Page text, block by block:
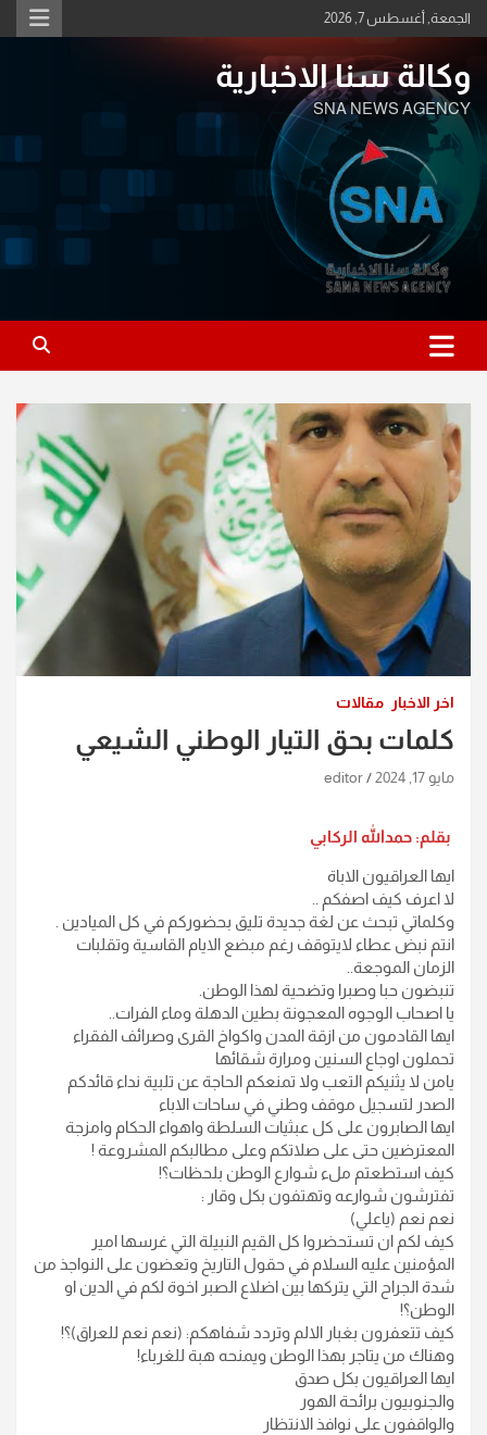
Skip
to
الجمعة, أغسطس 7, 2026
وكالة سنا الاخبارية
SNA NEWS AGENCY
اخر الاخبار مقالات
كلمات بحق التيار الوطني الشيعي
مايو 17, 2024 editor
بقلم: حمدالله الركابي
ايها العراقيون الاباة
لا اعرف كيف اصفكم ..
وكلماتي تبحث عن لغة جديدة تليق بحضوركم في كل الميادين .
انتم نبض عطاء لايتوقف رغم مبضع الايام القاسية وتقلبات
الزمان الموجعة..
تنبضون حبا وصبرا وتضحية لهذا الوطن.
يا اصحاب الوجوه المعجونة بطين الدهلة وماء الفرات..
ايها القادمون من ازقة المدن واكواخ القرى وصرائف الفقراء
تحملون اوجاع السنين ومرارة شقائها
يامن لا يثنيكم التعب ولا تمنعكم الحاجة عن تلبية نداء قائدكم
الصدر لتسجيل موقف وطني في ساحات الاباء
ايها الصابرون على كل عبثيات السلطة واهواء الحكام وامزجة
المعترضين حتى على صلاتكم وعلى مطالبكم المشروعة !
كيف استطعتم ملء شوارع الوطن بلحظات؟!
تفترشون شوارعه وتهتفون بكل وقار :
نعم نعم (ياعلي)
كيف لكم ان تستحضروا كل القيم النبيلة التي غرسها امير
المؤمنين عليه السلام في حقول التاريخ وتعضون على النواجذ من
شدة الجراح التي يتركها بين اضلاع الصبر اخوة لكم في الدين او
الوطن؟!
كيف تتعفرون بغبار الالم وتردد شفاهكم: (نعم نعم للعراق)؟!
وهناك من يتاجر بهذا الوطن ويمنحه هبة للغرباء!
ايها العراقيون بكل صدق
والجنوبيون برائحة الهور
والواقفون على نوافذ الانتظار